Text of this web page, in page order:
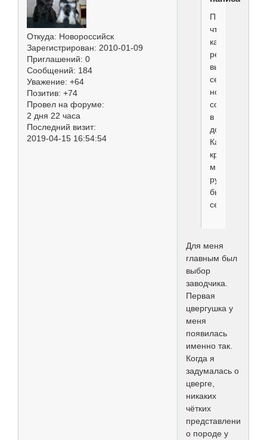
Откуда: Новороссийск
Зарегистрирован: 2010-01-09
Приглашений: 0
Сообщений: 184
Уважение: +64
Позитив: +74
Провел на форуме:
2 дня 22 часа
Последний визит:
2019-04-15 16:54:54
Представим,
что
каждый
решил
выбрать
себе
новую
собаку
в
дом.
Какми
критериями
мы
бы
сегодня?
Для меня
главным был
выбор
заводчика.
Первая
цвергушка у
меня
появилась
именно так.
Когда я
задумалась о
цверге,
никаких
чётких
представлений
о породе у